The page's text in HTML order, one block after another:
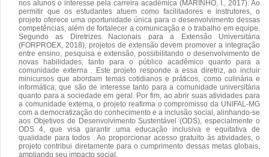
nos alunos o interesse pela carreira acadêmica (MARINHO, I., 2017). Ao
permitir que os estudantes atuem como facilitadores e instrutores, o
projeto oferece uma oportunidade única para o desenvolvimento dessas
competências, além de fortalecer a comunicação e o trabalho em equipe.
Segundo as Diretrizes Nacionais para a Extensão Universitária
(FORPROEX, 2018), projetos de extensão devem promover a integração
entre ensino, pesquisa e extensão, possibilitando o desenvolvimento de
novas habilidades, tanto para o público acadêmico quanto para a
comunidade externa . Este projeto responde a essa diretriz, ao incluir
minicursos que abordam temas cotidianos e práticos, como culinária e
informática, que são de interesse tanto para a comunidade universitária
quanto para a sociedade em geral. Por fim, ao abrir suas atividades para
a comunidade externa, o projeto reafirma o compromisso da UNIFAL-MG
com a democratização do conhecimento e a inclusão social, alinhando-se
aos Objetivos de Desenvolvimento Sustentável (ODS), especialmente o
ODS 4, que visa garantir uma educação inclusiva e equitativa de
qualidade para todos . Ao proporcionar acesso gratuito às atividades, o
projeto contribui diretamente para o cumprimento dessas metas globais,
ampliando seu impacto social.